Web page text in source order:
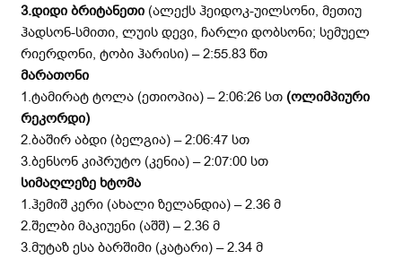
3.დიდი ბრიტანეთი(ალექს ჰეიდოკ-უილსონი, მეთიუ
ჰადსონ-სმითი, ლუის დევი, ჩარლი დობსონი; სემუელ
რიერდონი, ტობი ჰარისი) – 2:55.83 წთ
მარათონი
1.ტამირატ ტოლა (ეთიოპია) – 2:06:26 სთ (ოლიმპიური
რეკორდი)
2.ბაშირ აბდი (ბელგია) – 2:06:47 სთ
3.ბენსონ კიპრუტო (კენია) – 2:07:00 სთ
სიმაღლეზე ხტომა
1.ჰემიშ კერი (ახალი ზელანდია) – 2.36 მ
2.შელბი მაკიუენი (აშშ) – 2.36 მ
3.მუტაზ ესა ბარშიმი (კატარი) – 2.34 მ